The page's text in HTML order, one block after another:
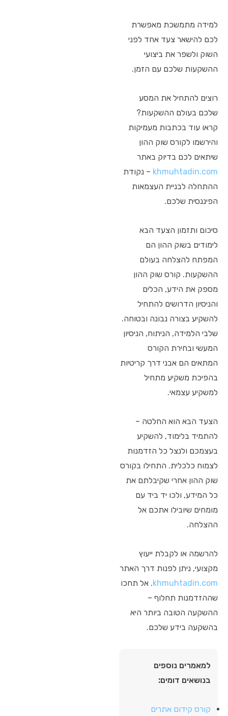
למידה מתמשכת מאפשרת
לכם להישאר צעד אחד לפני
השוק ולשפר את ביצועי
ההשקעות שלכם עם הזמן.
רוצים להתחיל את המסע
שלכם בעולם ההשקעות?
קראו עוד בכתבות מעמיקות
והירשמו לקורס שוק ההון
שיתאים לכם בדיוק באתר
khmuhtadin.com – נקודת
ההתחלה לבניית העצמאות
הפיננסית שלכם.
סיכום ותזמון הצעד הבא
לימודים בשוק ההון הם
המפתח להצלחה בעולם
ההשקעות. קורס שוק ההון
מספק את הידע, הכלים
והניסיון הדרושים להתחיל
להשקיע בצורה נבונה ובטוחה.
שלבי הלמידה, הניתוח, הניסיון
המעשי ובחירת הקורס
המתאים הם אבני דרך קריטיות
בהפיכת משקיע מתחיל
למשקיע עצמאי.
הצעד הבא הוא החלטה –
להתמיד בלימוד, להשקיע
בעצמכם ולנצל כל הזדמנות
לצמוח כלכלית. התחילו בקורס
שוק ההון אחרי שקיבלתם את
כל המידע, ולכו יד ביד עם
מומחים שיובילו אתכם אל
ההצלחה.
להרשמה או לקבלת ייעוץ
מקצועי, ניתן לפנות דרך האתר
khmuhtadin.com. אל תחכו
שההזדמנות תחלוף –
ההשקעה הטובה ביותר היא
בהשקעה בידע שלכם.
למאמרים נוספים
בנושאים דומים:
קורס קידום אתרים